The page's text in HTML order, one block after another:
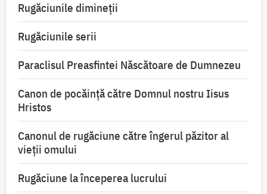
Rugăciunile dimineții
Rugăciunile serii
Paraclisul Preasfintei Născătoare de Dumnezeu
Canon de pocăință către Domnul nostru Iisus
Hristos
Canonul de rugăciune către îngerul păzitor al
vieții omului
Rugăciune la începerea lucrului